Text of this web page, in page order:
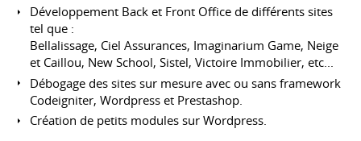
Développement Back et Front Office de différents sites
tel que :
Bellalissage, Ciel Assurances, Imaginarium Game, Neige
et Caillou, New School, Sistel, Victoire Immobilier, etc...
Débogage des sites sur mesure avec ou sans framework
Codeigniter, Wordpress et Prestashop.
Création de petits modules sur Wordpress.